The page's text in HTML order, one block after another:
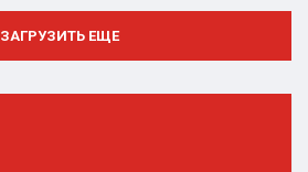
ЗАГРУЗИТЬ ЕЩЕ